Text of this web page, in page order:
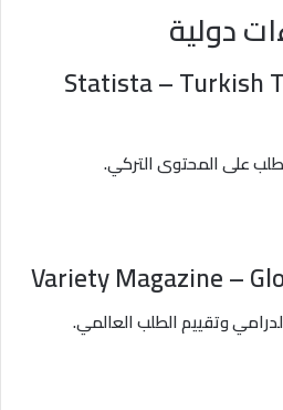
✔ Statista – Turkish
على المحتوى التركي.
وتقييم الطلب العالمي.